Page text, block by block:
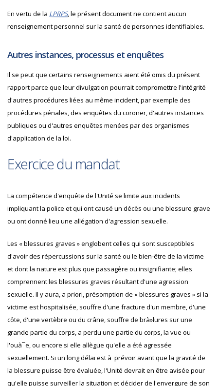
En vertu de la LPRPS, le présent document ne contient aucun
renseignement personnel sur la santé de personnes identifiables.
Autres instances, processus et enquêtes
Il se peut que certains renseignements aient été omis du présent
rapport parce que leur divulgation pourrait compromettre l'intégrité
d'autres procédures liées au même incident, par exemple des
procédures pénales, des enquêtes du coroner, d'autres instances
publiques ou d'autres enquêtes menées par des organismes
d'application de la loi.
Exercice du mandat
La compétence d'enquête de l'Unité se limite aux incidents
impliquant la police et qui ont causé un décès ou une blessure grave
ou ont donné lieu une allégation d'agression sexuelle.
Les « blessures graves » englobent celles qui sont susceptibles
d'avoir des répercussions sur la santé ou le bien-être de la victime
et dont la nature est plus que passagère ou insignifiante; elles
comprennent les blessures graves résultant d'une agression
sexuelle. Il y aura, a priori, présomption de « blessures graves » si la
victime est hospitalisée, souffre d'une fracture d'un membre, d'une
côte, d'une vertèbre ou du crâne, souffre de brà»lures sur une
grande partie du corps, a perdu une partie du corps, la vue ou
l'ouà¯e, ou encore si elle allègue qu'elle a été agressée
sexuellement. Si un long délai est à prévoir avant que la gravité de
la blessure puisse être évaluée, l'Unité devrait en être avisée pour
qu'elle puisse surveiller la situation et décider de l'envergure de son